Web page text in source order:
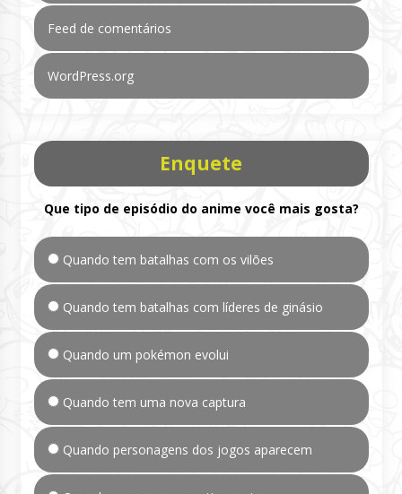
Feed de comentários
WordPress.org
Enquete
Que tipo de episódio do anime você mais gosta?
Quando tem batalhas com os vilões
Quando tem batalhas com líderes de ginásio
Quando um pokémon evolui
Quando tem uma nova captura
Quando personagens dos jogos aparecem